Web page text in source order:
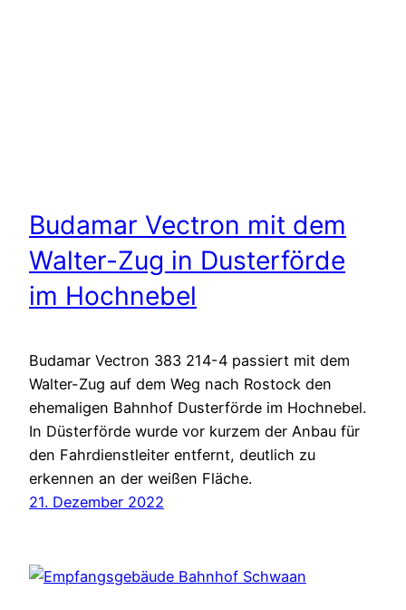
Budamar Vectron mit dem
Walter-Zug in Dusterförde
im Hochnebel
Budamar Vectron 383 214-4 passiert mit dem
Walter-Zug auf dem Weg nach Rostock den
ehemaligen Bahnhof Dusterförde im Hochnebel.
In Düsterförde wurde vor kurzem der Anbau für
den Fahrdienstleiter entfernt, deutlich zu
erkennen an der weißen Fläche.
21. Dezember 2022